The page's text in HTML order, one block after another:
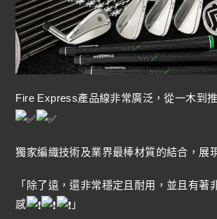
Fire Express產品線非常廣泛，從一木到
獨家編織技術及業界最棒材質的結合，展
「除了遠，還非常穩定且耐用，並且有著
感
」